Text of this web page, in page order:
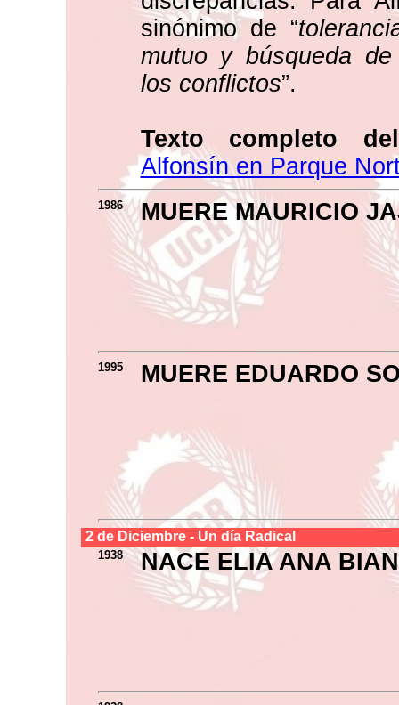
sinónimo de “
mutuo y búsqueda
los conflictos”.
Texto completo
Alfonsín en Parque
1986 MUERE MAURICIO
1995 MUERE EDUARDO
2 de Diciembre - Un día Radical
1938 NACE ELIA ANA